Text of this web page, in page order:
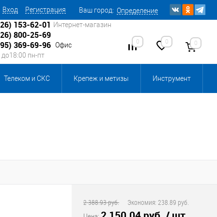
Вход Регистрация Ваш город: Определение
153-62-01 Интернет-магазин
800-25-69
369-69-96 Офис
до18:00 пн-пт
0 0 0
Телеком и СКС Крепеж и метизы Инструмент
2 388.93 руб. Экономия: 238.89 руб.